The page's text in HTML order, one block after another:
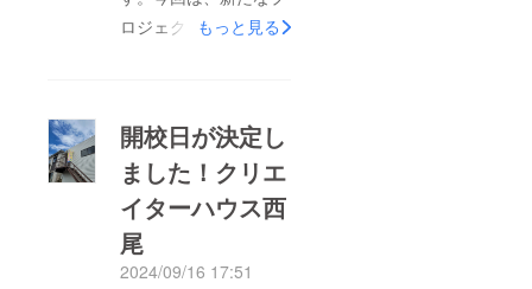
施設）・料金 ５００
円～（１コンテンツ１
当日申込＞＞事前予約
はコチラから(10/31ま
で）
https://oltashop.official
.ec/※事前受付の方は、
当日使用できるミニマ
ロジェクトのご案内で
方々にはすでにご報告
させていただいており
ましたが情報が解禁と
なりましたので公開さ
せていただきます。
もっと見る
開校日が決定し
ました！クリエ
イターハウス西
尾
2024/09/16 17:51